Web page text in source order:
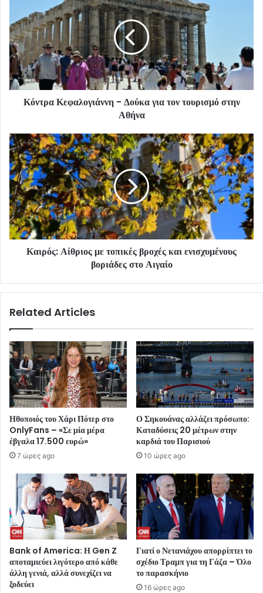
Κόντρα Κεφαλογιάννη - Δούκα για τον τουρισμό στην
Αθήνα
Καιρός: Αίθριος με τοπικές βροχές και ενισχυμένους
βοριάδες στο Αιγαίο
Related Articles
Ηθοποιός του Χάρι Πότερ στο
OnlyFans – «Σε μία μέρα
έβγαλα 17.500 ευρώ»
7 ώρες ago
Ο Σηκουάνας αλλάζει πρόσωπο:
Καταδύσεις 20 μέτρων στην
καρδιά του Παρισιού
10 ώρες ago
Bank of America: Η Gen Z
αποταμιεύει λιγότερο από κάθε
άλλη γενιά, αλλά συνεχίζει να
ξοδεύει
Γιατί ο Νετανιάχου απορρίπτει το
σχέδιο Τραμπ για τη Γάζα – Όλο
το παρασκήνιο
16 ώρες ago